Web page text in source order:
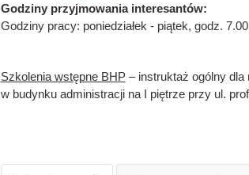
Godziny przyjmowania interesantów:
Godziny pracy: poniedziałek - piątek, godz.
Szkolenia wstępne BHP– instruktaż ogólny dla
w budynku administracji na I piętrze przy ul.